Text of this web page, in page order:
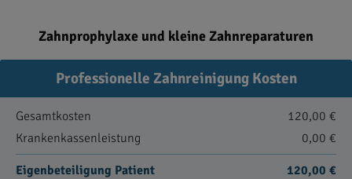
Zahnprophylaxe und kleine Zahnreparaturen
Professionelle Zahnreinigung Kosten
Gesamtkosten
120,00 €
Krankenkassenleistung
0,00 €
Eigenbeteiligung Patient 120,00 €